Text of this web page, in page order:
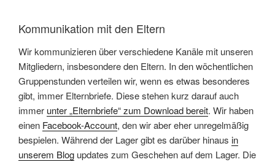
Kommunikation mit den Eltern
Wir kommunizieren über verschiedene Kanäle mit unseren
Mitgliedern, insbesondere den Eltern. In den wöchentlichen
Gruppenstunden verteilen wir, wenn es etwas besonderes
gibt, immer Elternbriefe. Diese stehen kurz darauf auch
immer unter „Elternbriefe“ zum Download bereit. Wir haben
einen Facebook-Account, den wir aber eher unregelmäßig
bespielen. Während der Lager gibt es darüber hinaus in
unserem Blog updates zum Geschehen auf dem Lager. Die